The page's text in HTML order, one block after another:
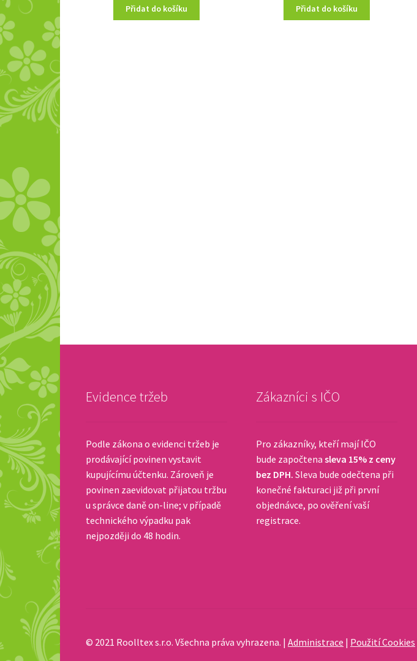
Přidat do košíku Přidat do košíku
Evidence tržeb
Podle zákona o evidenci tržeb je
prodávající povinen vystavit
kupujícímu účtenku. Zároveň je
povinen zaevidovat přijatou tržbu
u správce daně on-line; v případě
technického výpadku pak
nejpozději do 48 hodin.
Zákazníci s IČO
Pro zákazníky, kteří mají IČO
bude započtena sleva 15% z ceny
bez DPH. Sleva bude odečtena při
konečné fakturaci již při první
objednávce, po ověření vaší
registrace.
© 2021 Roolltex s.r.o. Všechna práva vyhrazena. |Administrace | Použití Cookies